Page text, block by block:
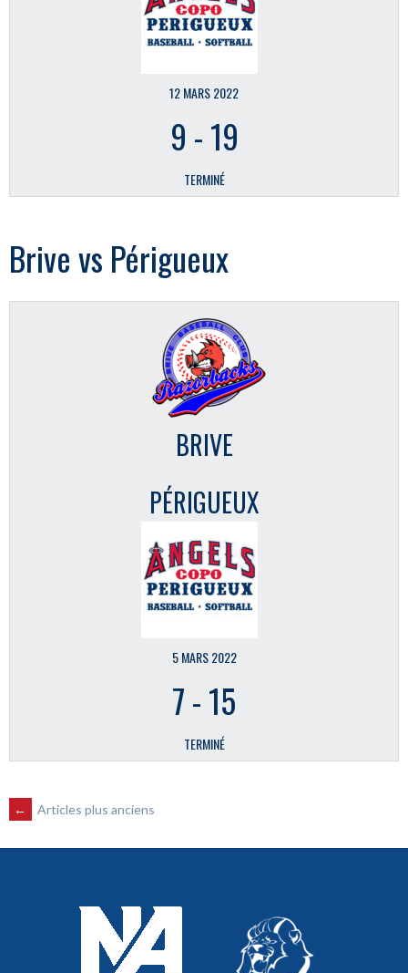
12 MARS 2022
9 -19
TERMINÉ
Brive vs Périgueux
BRIVE
PÉRIGUEUX
5 MARS 2022
7-15
TERMINÉ
NAVIGATION
ARTICLES
← Articles plus anciens